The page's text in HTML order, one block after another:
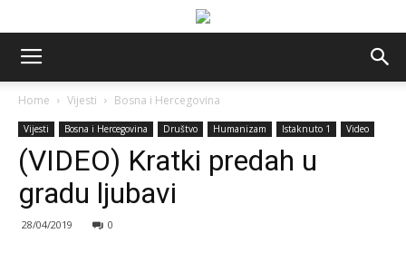
Home Vijesti Bosna i Hercegovina
Vijesti Bosna i Hercegovina Društvo Humanizam Istaknuto 1 Video
(VIDEO) Kratki predah u
gradu ljubavi
28/04/2019 0